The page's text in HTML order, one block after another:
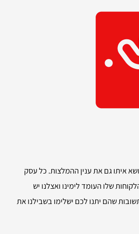
איתו גם את ענין ההמלצות. כל עסק
שלו העומד לימינו ואצלנו יש
שהם יתנו לכם ישלימו בשבילנו את